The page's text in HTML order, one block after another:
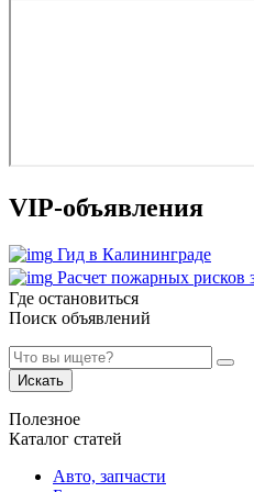
VIP-объявления
Гид в Калининграде
Расчет пожарных рисков
Где остановиться
Поиск объявлений
Искать
Полезное
Каталог статей
Авто, запчасти